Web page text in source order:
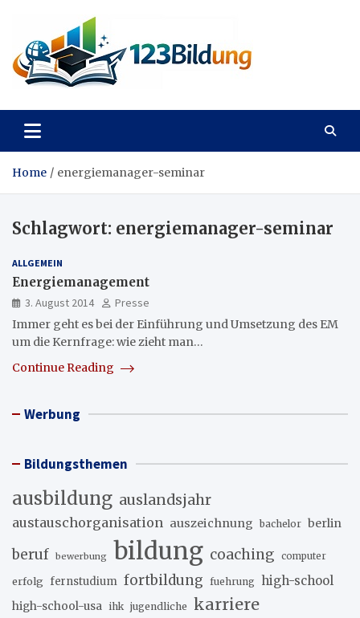
content
123Bildung
Home energiemanager-seminar
Schlagwort: energiemanager-seminar
ALLGEMEIN
Energiemanagement
3. August 2014
Presse
Immer geht es bei der Einführung und Umsetzung des EM
um die Kernfrage: wie zieht man…
Continue Reading
Werbung
Bildungsthemen
ausbildung auslandsjahr
austauschorganisation auszeichnung bachelor berlin
beruf bewerbung bildung coaching computer
erfolg fernstudium fortbildung fuehrung high-school
high-school-usa ihk jugendliche karriere